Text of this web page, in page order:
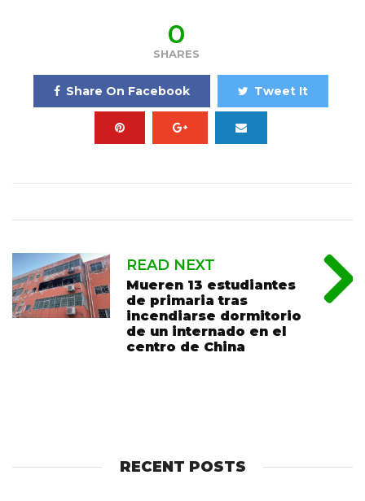
0
SHARES
Share On Facebook Tweet It
READ NEXT
Mueren 13 estudiantes
de primaria tras
incendiarse dormitorio
de un internado en el
centro de China
RECENT POSTS